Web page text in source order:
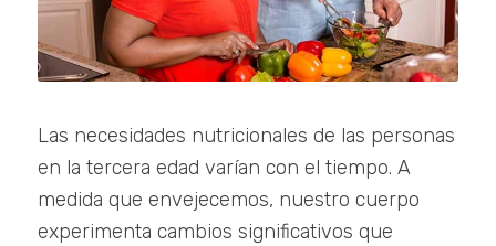
Las necesidades nutricionales de las personas
en la tercera edad varían con el tiempo. A
medida que envejecemos, nuestro cuerpo
experimenta cambios significativos que